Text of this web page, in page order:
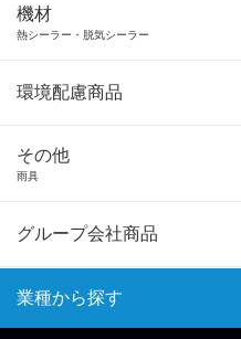
機材
熱シーラー・脱気シーラー
環境配慮商品
その他
雨具
グループ会社商品
業種から探す